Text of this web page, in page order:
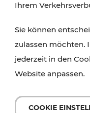
Ihrem
Sie können
zulassen möchten.
jederzeit in den
Website anpassen.
COOKIE